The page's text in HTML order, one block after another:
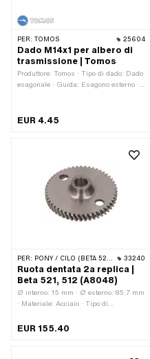
PER: TOMOS 25604
Dado M14x1 per albero di
trasmissione | Tomos
Produttore: Tomos · Tipo di dado: Dado
esagonale · Guida: Esagono esterno ·
Diametro nominale (filettatura): 14 mm
EUR 4.45
PER: PONY / CILO (BETA 521 E 512) 33240
Ruota dentata 2a replica |
Beta 521, 512 (A8048)
Ø interno: 15 mm · Ø esterno: 85.7 mm
· Materiale: Acciaio · Tipo di
Numero di denti: 49 Stk · Tipo di
EUR 155.40